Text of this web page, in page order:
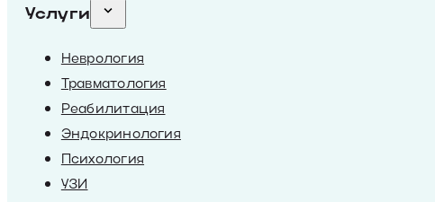
Услуги
Неврология
Травматология
Реабилитация
Эндокринология
Психология
УЗИ